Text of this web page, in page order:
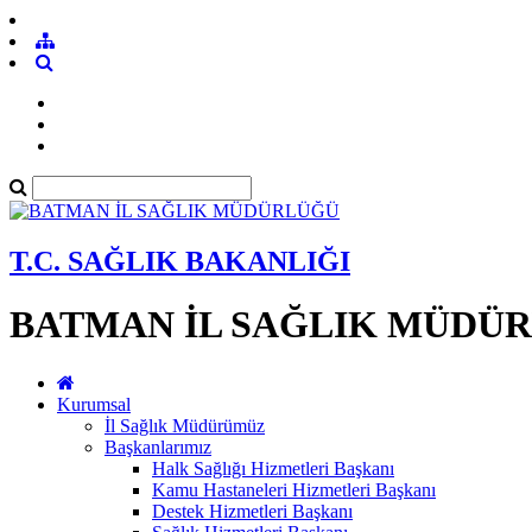
T.C. SAĞLIK BAKANLIĞI
BATMAN İL SAĞLIK
Kurumsal
İl Sağlık Müdürümüz
Başkanlarımız
Halk Sağlığı Hizmetleri Başkanı
Kamu Hastaneleri Hizmetleri Başkanı
Destek Hizmetleri Başkanı